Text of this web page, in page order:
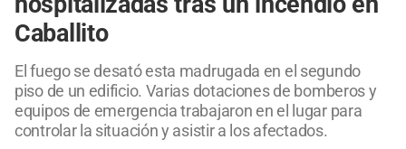
Caballito
El fuego se desató esta madrugada en el segundo
piso de un edificio. Varias dotaciones de bomberos y
equipos de emergencia trabajaron en el lugar para
controlar la situación y asistir a los afectados.